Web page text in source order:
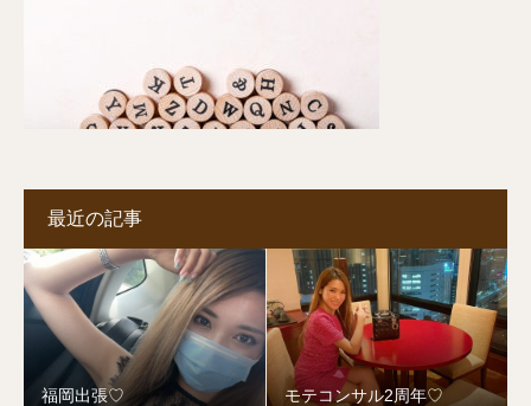
最近の記事
福岡出張♡ モテコンサル2周年♡